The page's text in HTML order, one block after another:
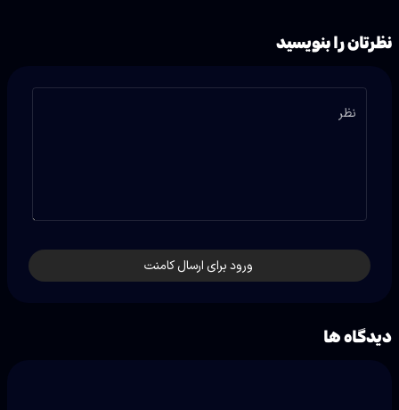
نظرتان را بنویسید
نظر
ورود برای ارسال کامنت
دیدگاه ها